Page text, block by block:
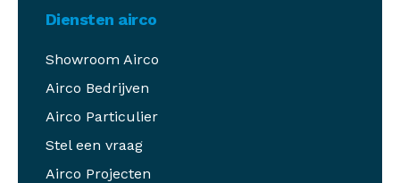
Diensten airco
Showroom Airco
Airco Bedrijven
Airco Particulier
Stel een vraag
Airco Projecten